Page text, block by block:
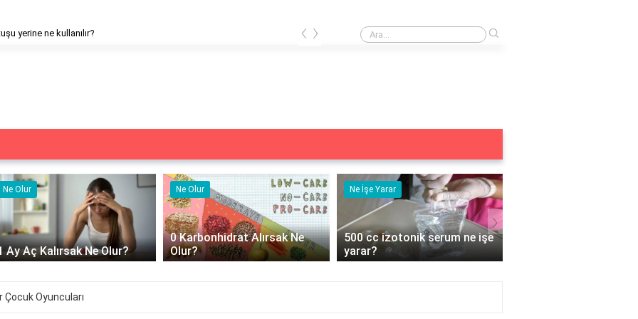
yerine ne kullanılır? Klavye tuşu yerine ne kullanılır?
‹ ›
Ne Olur
Karbonhidrat Alırsak Ne
Ne İşe Yarar
500 cc izotonik serum ne işe
yarar?
Ne İşe Yarar
5 duyu organımız ne işe
yarar?
›
Çocuk Oyuncuları